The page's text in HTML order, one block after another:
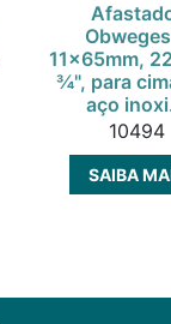
11x65mm,
¾", para
aço
10494
SAIBA